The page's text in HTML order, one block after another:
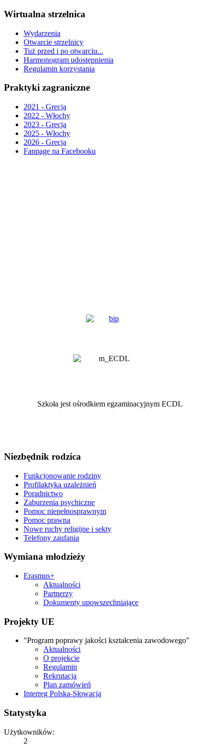
Wirtualna strzelnica
Wydarzenia
Otwarcie strzelnicy
Tuż przed i po otwarciu...
Harmonogram udostępnienia
Regulamin korzystania
Praktyki zagraniczne
2021 - Grecja
2022 - Włochy
2023 - Grecja
2025 - Włochy
2026 - Grecja
Fanpage na Facebooku
Szkoła jest ośrodkiem egzaminacyjnym ECDL
Niezbędnik rodzica
Funkcjonowanie rodziny
Profilaktyka uzależnień
Poradnictwo
Zaburzenia psychiczne
Pomoc niepełnosprawnym
Pomoc prawna
Nowe ruchy religijne i sekty
Telefony zaufania
Wymiana młodzieży
Erasmus+
Aktualności
Partnerzy
Dokumenty upowszechniające
Projekty UE
"Program poprawy jakości kształcenia zawodowego"
Aktualności
O projekcie
Regulamin
Rekrutacja
Plan zamówień
Interreg Polska-Słowacja
Statystyka
Użytkowników:
2